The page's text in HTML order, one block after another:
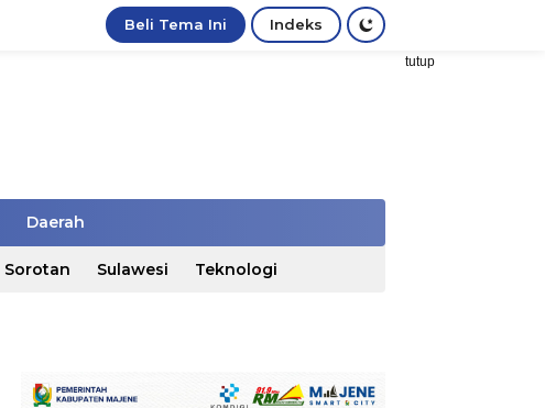
Beli Tema Ini Indeks
tutup
Daerah
Sorotan Sulawesi Teknologi